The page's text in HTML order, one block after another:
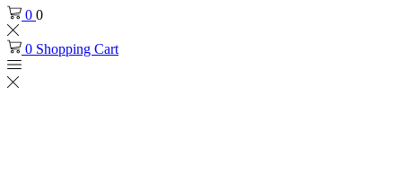
0 0
0 Shopping Cart